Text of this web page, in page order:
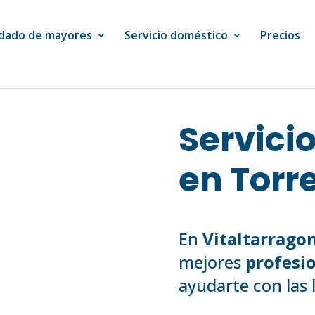
de mayores Servicio doméstico Precios
en
En
mejores
ayudarte con las